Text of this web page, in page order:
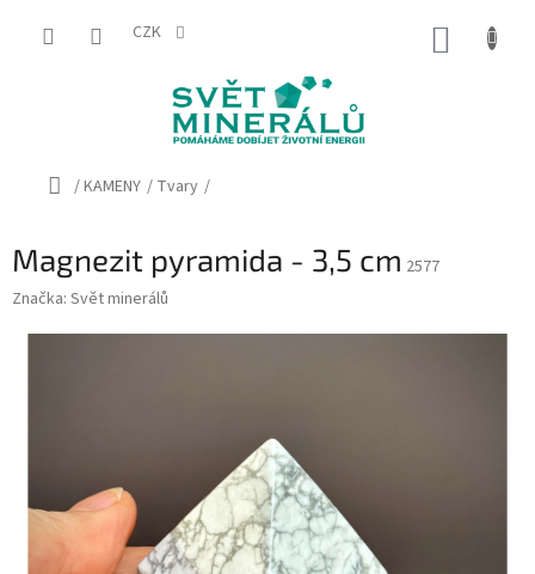
CZK
Domů
/KAMENY / Tvary /
Magnezit pyramida - 3,5 cm 2577
Značka: Svět minerálů